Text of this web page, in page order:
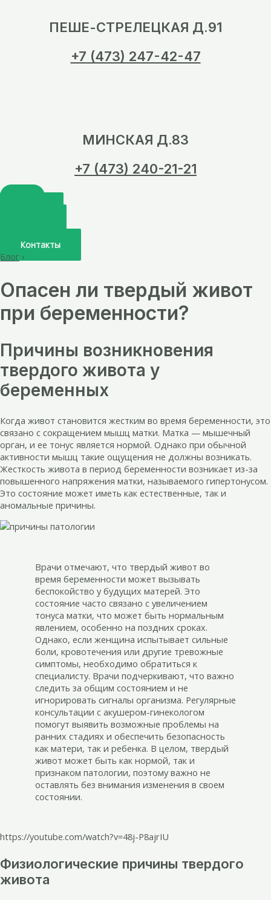
ПЕШЕ-СТРЕЛЕЦКАЯ Д.91
+7 (473) 247-42-47
МИНСКАЯ Д.83
+7 (473) 240-21-21
Контакты
Блог ›
Опасен ли твердый живот
при беременности?
Причины возникновения
твердого живота у
беременных
Когда живот становится жестким во время беременности, это
связано с сокращением мышц матки. Матка — мышечный
орган, и ее тонус является нормой. Однако при обычной
активности мышц такие ощущения не должны возникать.
Жесткость живота в период беременности возникает из-за
повышенного напряжения матки, называемого гипертонусом.
Это состояние может иметь как естественные, так и
аномальные причины.
Врачи отмечают, что твердый живот во
время беременности может вызывать
беспокойство у будущих матерей. Это
состояние часто связано с увеличением
тонуса матки, что может быть нормальным
явлением, особенно на поздних сроках.
Однако, если женщина испытывает сильные
боли, кровотечения или другие тревожные
симптомы, необходимо обратиться к
специалисту. Врачи подчеркивают, что важно
следить за общим состоянием и не
игнорировать сигналы организма. Регулярные
консультации с акушером-гинекологом
помогут выявить возможные проблемы на
ранних стадиях и обеспечить безопасность
как матери, так и ребенка. В целом, твердый
живот может быть как нормой, так и
признаком патологии, поэтому важно не
оставлять без внимания изменения в своем
состоянии.
https://youtube.com/watch?v=48j-P8ajrIU
Физиологические причины твердого
живота